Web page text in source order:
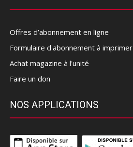
Offres d’abonnement en ligne
Formulaire d'abonnement à imprimer
Achat magazine à l'unité
Faire un don
NOS APPLICATIONS